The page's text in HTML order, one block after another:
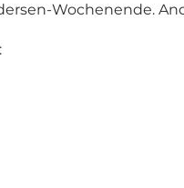
Wochenende.